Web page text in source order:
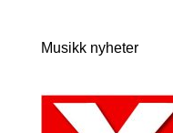
Musikk nyheter